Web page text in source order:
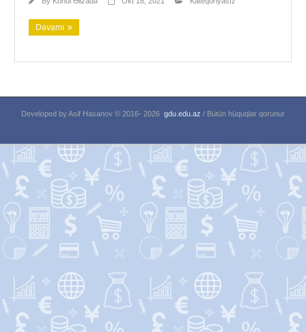
Davamı
Developed by Asif Hasanov © 2016- 2026 gdu.edu.az / Bütün hüquqlar qorunur